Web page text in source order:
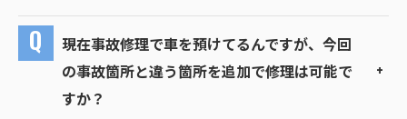
現在事故修理で車を預けてるんですが、今回
の事故箇所と違う箇所を追加で修理は可能で
すか？